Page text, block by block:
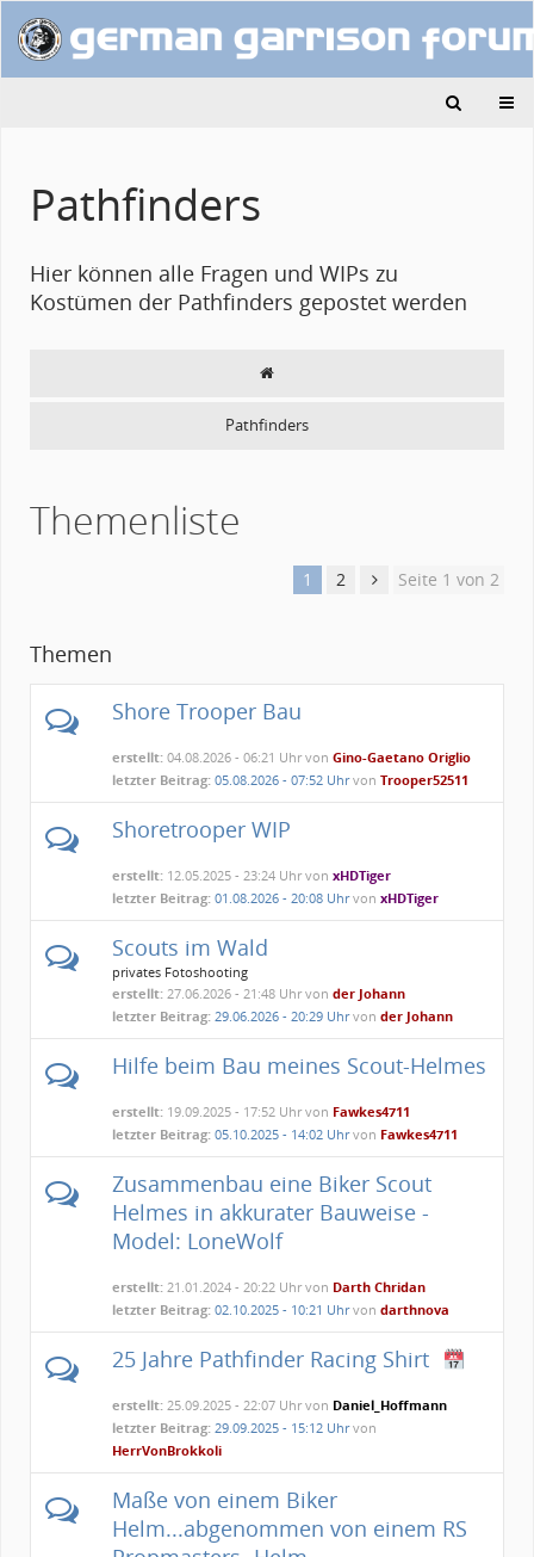
Pathfinders
Hier können alle Fragen und WIPs zu
Kostümen der Pathfinders gepostet werden
Pathfinders
Themenliste
1 2 Seite 1 von 2
Themen
Shore Trooper Bau
erstellt:04.08.2026 - 06:21 Uhr von Gino-Gaetano Origlio
letzter Beitrag: 05.08.2026 - 07:52 Uhrvon Trooper52511
Shoretrooper WIP
erstellt:12.05.2025 - 23:24 Uhr von xHDTiger
letzter Beitrag: 01.08.2026 - 20:08 Uhrvon xHDTiger
Scouts im Wald
privates Fotoshooting
erstellt:27.06.2026 - 21:48 Uhr von der Johann
letzter Beitrag: 29.06.2026 - 20:29 Uhrvon der Johann
Hilfe beim Bau meines Scout-Helmes
erstellt:19.09.2025 - 17:52 Uhr von Fawkes4711
letzter Beitrag: 05.10.2025 - 14:02 Uhrvon Fawkes4711
Zusammenbau eine Biker Scout
Helmes in akkurater Bauweise -
Model: LoneWolf
erstellt:21.01.2024 - 20:22 Uhr von Darth Chridan
letzter Beitrag: 02.10.2025 - 10:21 Uhrvon darthnova
25 Jahre Pathfinder Racing Shirt
erstellt:25.09.2025 - 22:07 Uhr von Daniel_Hoffmann
letzter Beitrag: 29.09.2025 - 15:12 Uhrvon
HerrVonBrokkoli
Maße von einem Biker
Helm...abgenommen von einem RS